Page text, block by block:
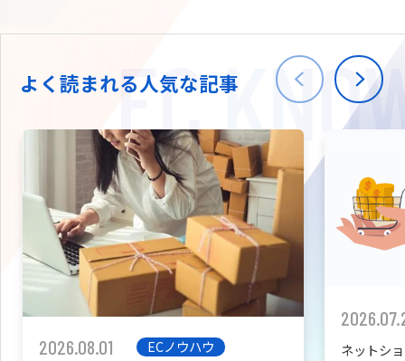
海外進出・現地
W2
拡張プラグイン一覧
カスタマイズ開発
会社情報
TW
よく読まれる人気な記事
2026.08.01
ECノウハウ
ネットシ